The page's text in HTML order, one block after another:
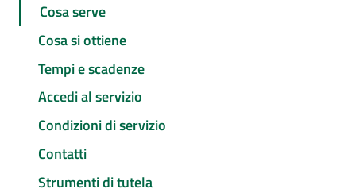
Cosa serve
Cosa si ottiene
Tempi e scadenze
Accedi al servizio
Condizioni di servizio
Contatti
Strumenti di tutela